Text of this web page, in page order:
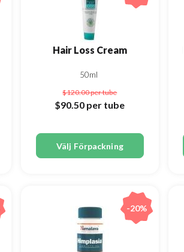
Hair Loss Cream
50ml
$120.00per tube
$90.50 per tube
Välj Förpackning
-20%